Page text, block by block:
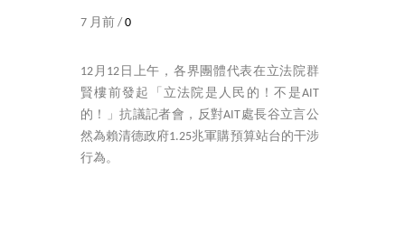
7 月前 / 0
12月12日上午，各界團體代表在立法院群
賢樓前發起「立法院是人民的！不是AIT
的！」抗議記者會，反對AIT處長谷立言公
然為賴清德政府1.25兆軍購預算站台的干涉
行為。